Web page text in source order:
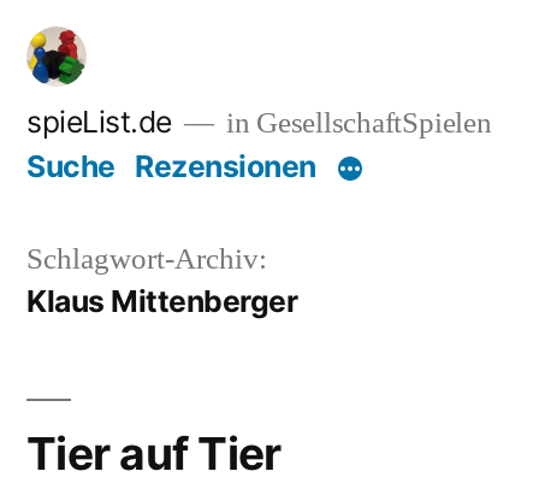
Zum
Inhalt
springen
spieList.de in GesellschaftSpielen
Suche Rezensionen
Schlagwort-Archiv:
Klaus Mittenberger
Tier auf Tier